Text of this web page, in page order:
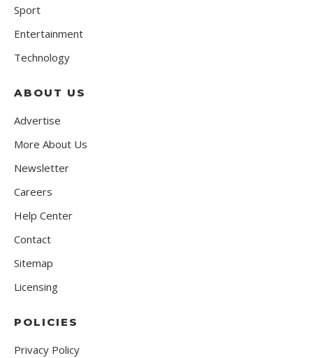
Sport
Entertainment
Technology
ABOUT US
Advertise
More About Us
Newsletter
Careers
Help Center
Contact
Sitemap
Licensing
POLICIES
Privacy Policy